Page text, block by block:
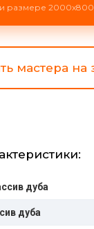
размере
мастера на
дуба
дуба